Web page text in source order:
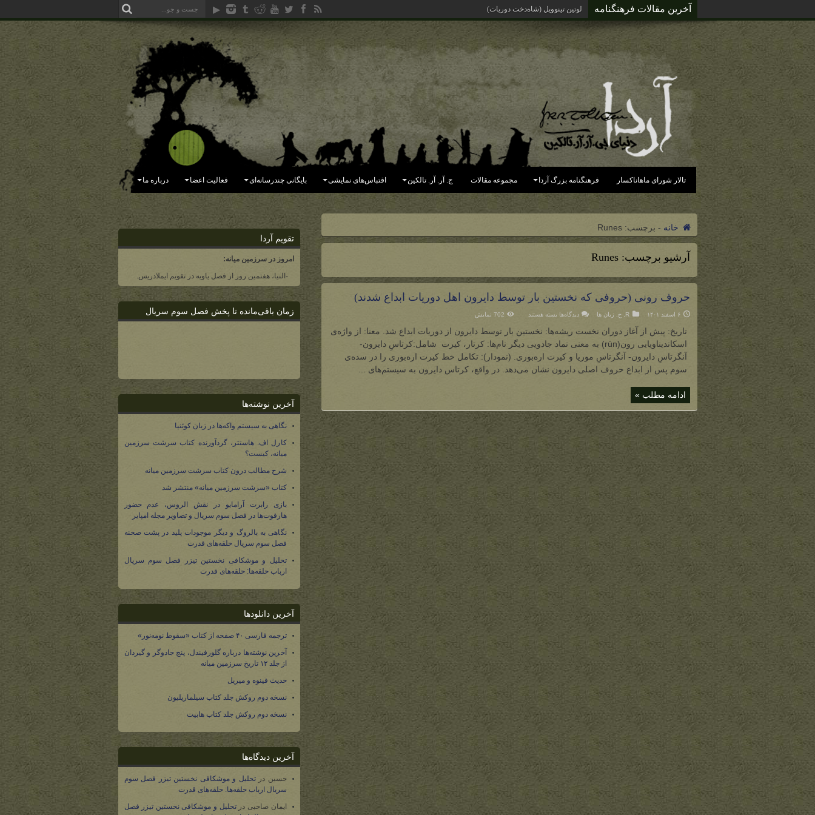
آخرین مقالات فرهنگنامه لوتین تینوویل (شاه‌دخت دوریات)
تالار شورای ماهاناکسار فرهنگنامه بزرگ آردا مجموعه مقالات ج. آر. آر. تالکین اقتباس‌های نمایشی بایگانی چندرسانه‌ای فعالیت اعضا درباره ما
خانه - برچسب:Runes
آرشیو برچسب:Runes
حروف رونی (حروفی که نخستین بار توسط دایرون اهل دوریات ابداع شدند)
۶ اسفند ۱۴۰۱ R
,ح زبان ها دیدگاه‌ها برای
رونی
(حروفی
نخستین
توسط
دایرون
اهل
بسته هستند 702 نمایش
تاریخ: پیش از آغاز دوران نخست ریشه‌ها: نخستین بار توسط دایرون از دوریات ابداع شد. معنا: از واژه‌ی
اسکاندیناویایی رون(rún) به معنی نماد جادویی دیگر نام‌ها: کرتار، کیرت شامل:کرتاسِ دایرون-
آنگرتاسِ دایرون- آنگرتاسِ موریا و کیرت اره‌بوری. (نمودار): تکامل خط کیرت اره‌بوری را در سده‌ی
سوم پس از ابداع حروف اصلی دایرون نشان می‌دهد. در واقع، کرتاس دایرون به سیستم‌های ...
ادامه مطلب »
تقویم آردا
امروز در سرزمین میانه:
-النیا، هفتمین روز از فصل یاویه در تقویم ایملادریس.
زمان باقی‌مانده تا پخش فصل سوم سریال
آخرین نوشته‌ها
نگاهی به سیستم واکه‌ها در زبان کوئنیا
کارل اف. هاستتر، گردآورنده کتاب سرشت سرزمین
میانه، کیست؟
شرح مطالب درون کتاب سرشت سرزمین میانه
کتاب «سرشت سرزمین میانه» منتشر شد
بازی رابرت آرامایو در نقش الروس، عدم حضور
هارفوت‌ها در فصل سوم سریال و تصاویر مجله امپایر
نگاهی به بالروگ و دیگر موجودات پلید در پشت صحنه
فصل سوم سریال حلقه‌های قدرت
تحلیل و موشکافی نخستین تیزر فصل سوم سریال
ارباب حلقه‌ها: حلقه‌های قدرت
آخرین دانلودها
ترجمه فارسی ۴۰ صفحه از کتاب «سقوط نومه‌نور»
آخرین نوشته‌ها درباره گلورفیندل، پنج جادوگر و گیردان
از جلد ۱۲ تاریخ سرزمین میانه
حدیث فینوه و میریل
نسخه دوم روکش جلد کتاب سیلماریلیون
نسخه دوم روکش جلد کتاب هابیت
آخرین دیدگاه‌ها
حسین درتحلیل و موشکافی نخستین تیزر فصل سوم
سریال ارباب حلقه‌ها: حلقه‌های قدرت
ایمان صاحبی درتحلیل و موشکافی نخستین تیزر فصل